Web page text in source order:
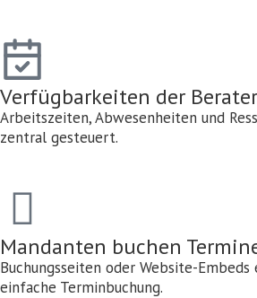
Verfügbarkeiten der
Arbeitszeiten, Abwesenheiten und
zentral gesteuert.
Mandanten buchen
Buchungsseiten oder Website-
einfache Terminbuchung.